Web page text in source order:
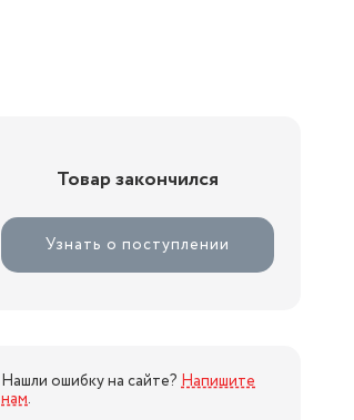
Товар закончился
Узнать о поступлении
Нашли ошибку на сайте? Напишите
нам.